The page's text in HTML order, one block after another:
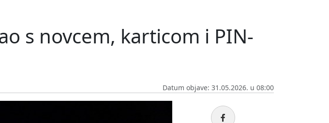
s novcem, karticom i PIN-
Datum objave: 31.05.2026. u 08:00